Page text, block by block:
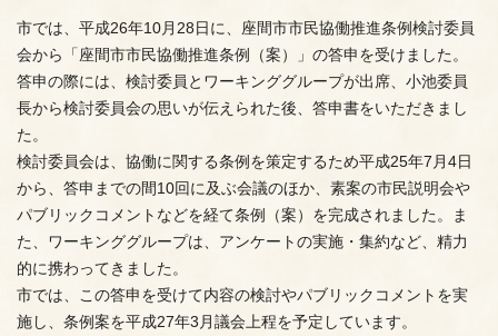
市では、平成26年10月28日に、座間市市民協働推進条例検討委員
会から「座間市市民協働推進条例（案）」の答申を受けました。
答申の際には、検討委員とワーキンググループが出席、小池委員
長から検討委員会の思いが伝えられた後、答申書をいただきまし
た。
検討委員会は、協働に関する条例を策定するため平成25年7月4日
から、答申までの間10回に及ぶ会議のほか、素案の市民説明会や
パブリックコメントなどを経て条例（案）を完成されました。ま
た、ワーキンググループは、アンケートの実施・集約など、精力
的に携わってきました。
市では、この答申を受けて内容の検討やパブリックコメントを実
施し、条例案を平成27年3月議会上程を予定しています。